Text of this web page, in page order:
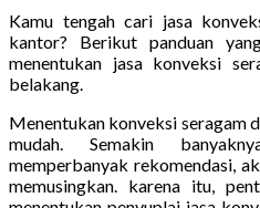
Kamu tengah cari jasa
kantor? Berikut panduan
menentukan jasa konveksi
belakang.
Menentukan konveksi seragam
mudah. Semakin
memperbanyak rekomendasi,
memusingkan. karena itu,